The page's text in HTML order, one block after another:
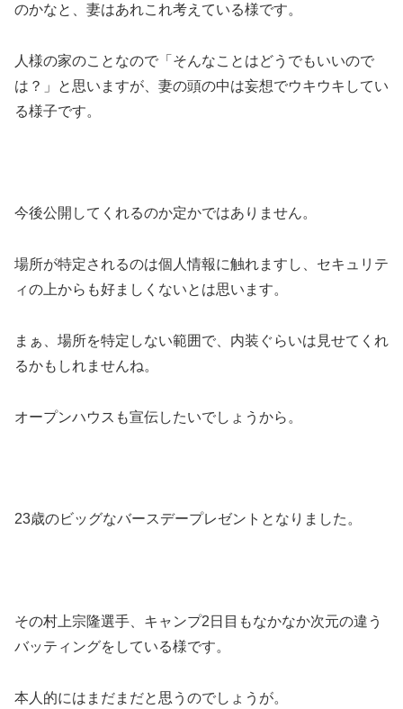
のかなと、妻はあれこれ考えている様です。
人様の家のことなので「そんなことはどうでもいいので
は？」と思いますが、妻の頭の中は妄想でウキウキしてい
る様子です。
今後公開してくれるのか定かではありません。
場所が特定されるのは個人情報に触れますし、セキュリテ
ィの上からも好ましくないとは思います。
まぁ、場所を特定しない範囲で、内装ぐらいは見せてくれ
るかもしれませんね。
オープンハウスも宣伝したいでしょうから。
23歳のビッグなバースデープレゼントとなりました。
その村上宗隆選手、キャンプ2日目もなかなか次元の違う
バッティングをしている様です。
本人的にはまだまだと思うのでしょうが。